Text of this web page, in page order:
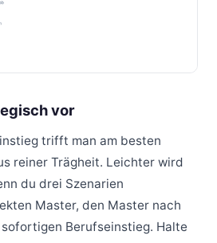
vor
trifft man am besten
reiner Trägheit. Leichter wird
du drei Szenarien
Master, den Master nach
Berufseinstieg. Halte